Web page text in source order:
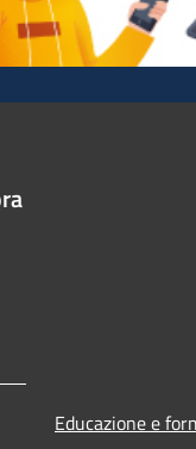
Educazione e